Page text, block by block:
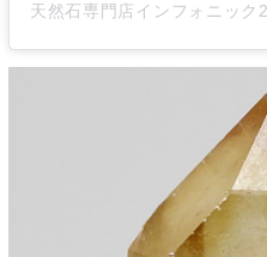
天然石専門店インフォニッ